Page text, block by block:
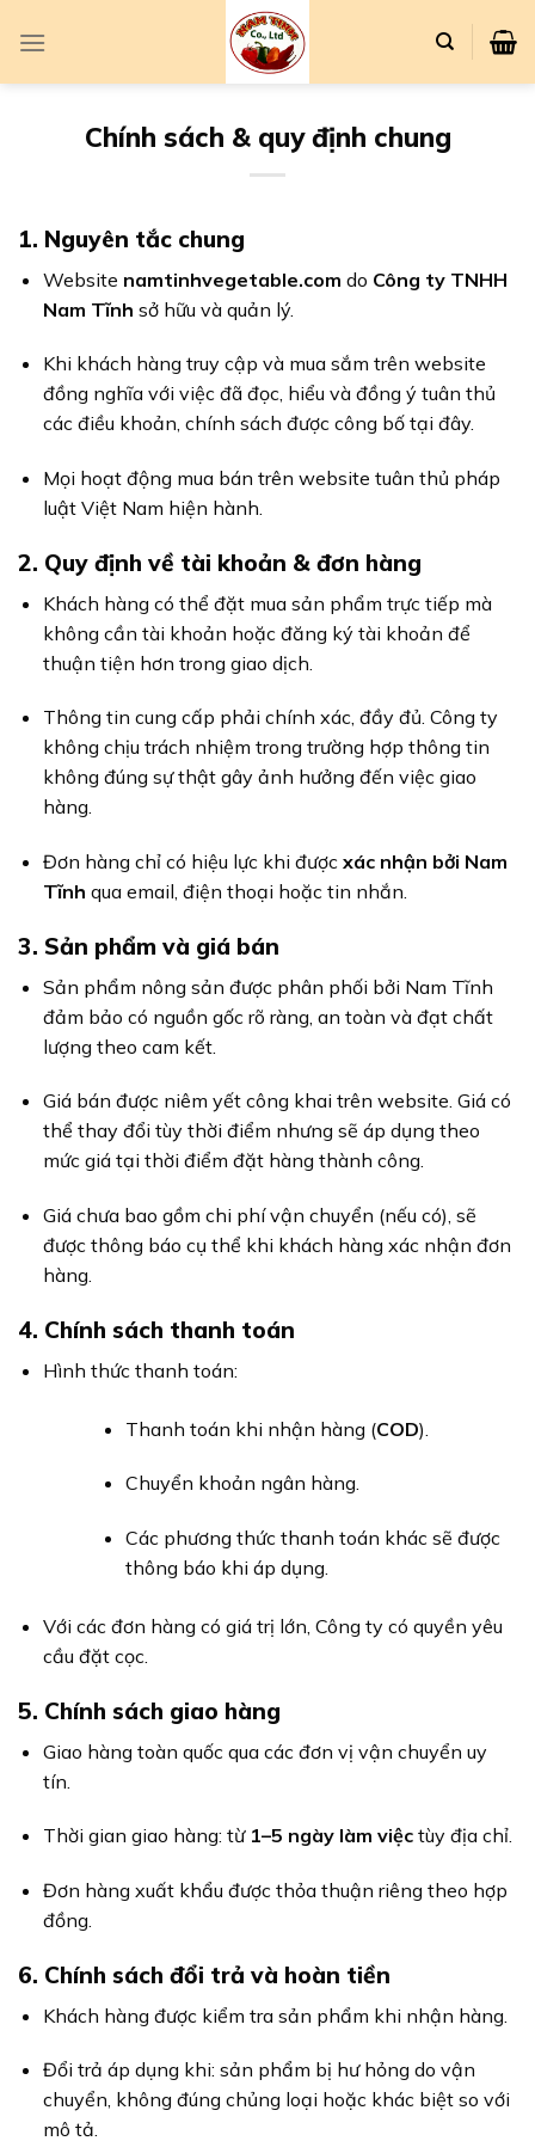
đến
Chính sách & quy định chung
1. Nguyên tắc chung
Website namtinhvegetable.com do Công ty TNHH
Nam Tĩnh sở hữu và quản lý.
Khi khách hàng truy cập và mua sắm trên website
đồng nghĩa với việc đã đọc, hiểu và đồng ý tuân thủ
các điều khoản, chính sách được công bố tại đây.
Mọi hoạt động mua bán trên website tuân thủ pháp
luật Việt Nam hiện hành.
2. Quy định về tài khoản & đơn hàng
Khách hàng có thể đặt mua sản phẩm trực tiếp mà
không cần tài khoản hoặc đăng ký tài khoản để
thuận tiện hơn trong giao dịch.
Thông tin cung cấp phải chính xác, đầy đủ. Công ty
không chịu trách nhiệm trong trường hợp thông tin
không đúng sự thật gây ảnh hưởng đến việc giao
hàng.
Đơn hàng chỉ có hiệu lực khi được xác nhận bởi Nam
Tĩnh qua email, điện thoại hoặc tin nhắn.
3. Sản phẩm và giá bán
Sản phẩm nông sản được phân phối bởi Nam Tĩnh
đảm bảo có nguồn gốc rõ ràng, an toàn và đạt chất
lượng theo cam kết.
Giá bán được niêm yết công khai trên website. Giá có
thể thay đổi tùy thời điểm nhưng sẽ áp dụng theo
mức giá tại thời điểm đặt hàng thành công.
Giá chưa bao gồm chi phí vận chuyển (nếu có), sẽ
được thông báo cụ thể khi khách hàng xác nhận đơn
hàng.
4. Chính sách thanh toán
Hình thức thanh toán:
Thanh toán khi nhận hàng (COD).
Chuyển khoản ngân hàng.
Các phương thức thanh toán khác sẽ được
thông báo khi áp dụng.
Với các đơn hàng có giá trị lớn, Công ty có quyền yêu
cầu đặt cọc.
5. Chính sách giao hàng
Giao hàng toàn quốc qua các đơn vị vận chuyển uy
tín.
Thời gian giao hàng: từ 1–5 ngày làm việctùy địa chỉ.
Đơn hàng xuất khẩu được thỏa thuận riêng theo hợp
đồng.
6. Chính sách đổi trả và hoàn tiền
Khách hàng được kiểm tra sản phẩm khi nhận hàng.
Đổi trả áp dụng khi: sản phẩm bị hư hỏng do vận
chuyển, không đúng chủng loại hoặc khác biệt so với
mô tả.